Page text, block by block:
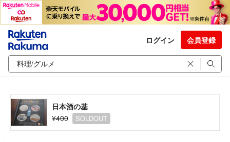
ログイン 会員登録
日本酒の基
¥400
SOLDOUT